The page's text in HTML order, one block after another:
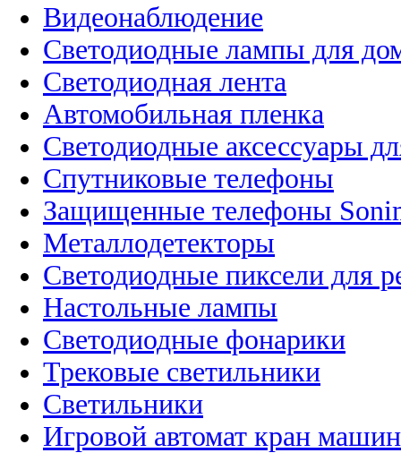
Видеонаблюдение
Светодиодные лампы для
Светодиодная лента
Автомобильная пленка
Светодиодные аксессуары
Спутниковые телефоны
Защищенные телефоны
Металлодетекторы
Светодиодные пиксели для
Настольные лампы
Светодиодные фонарики
Трековые светильники
Светильники
Игровой автомат кран